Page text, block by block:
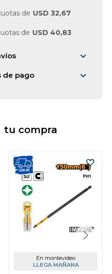
de USD 32,67
de USD 40,83
de pago
tu compra
En montevideo
LLEGA MAÑANA